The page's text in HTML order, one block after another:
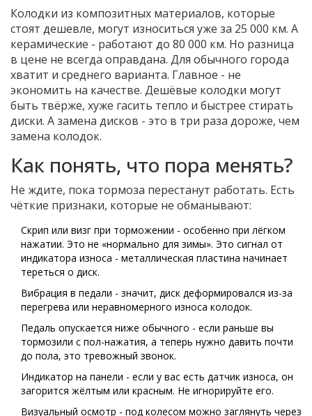
Колодки из композитных материалов, которые
стоят дешевле, могут износиться уже за 25 000 км. А
керамические - работают до 80 000 км. Но разница
в цене не всегда оправдана. Для обычного города
хватит и среднего варианта. Главное - не
экономить на качестве. Дешёвые колодки могут
быть твёрже, хуже гасить тепло и быстрее стирать
диски. А замена дисков - это в три раза дороже, чем
замена колодок.
Как понять, что пора менять?
Не ждите, пока тормоза перестанут работать. Есть
чёткие признаки, которые не обманывают:
Скрип или визг при торможении - особенно при лёгком
нажатии. Это не «нормально для зимы». Это сигнал от
индикатора износа - металлическая пластина начинает
тереться о диск.
Вибрация в педали - значит, диск деформировался из-за
перегрева или неравномерного износа колодок.
Педаль опускается ниже обычного - если раньше вы
тормозили с пол-нажатия, а теперь нужно давить почти
до пола, это тревожный звонок.
Индикатор на панели - если у вас есть датчик износа, он
загорится жёлтым или красным. Не игнорируйте его.
Визуальный осмотр - под колесом можно заглянуть через